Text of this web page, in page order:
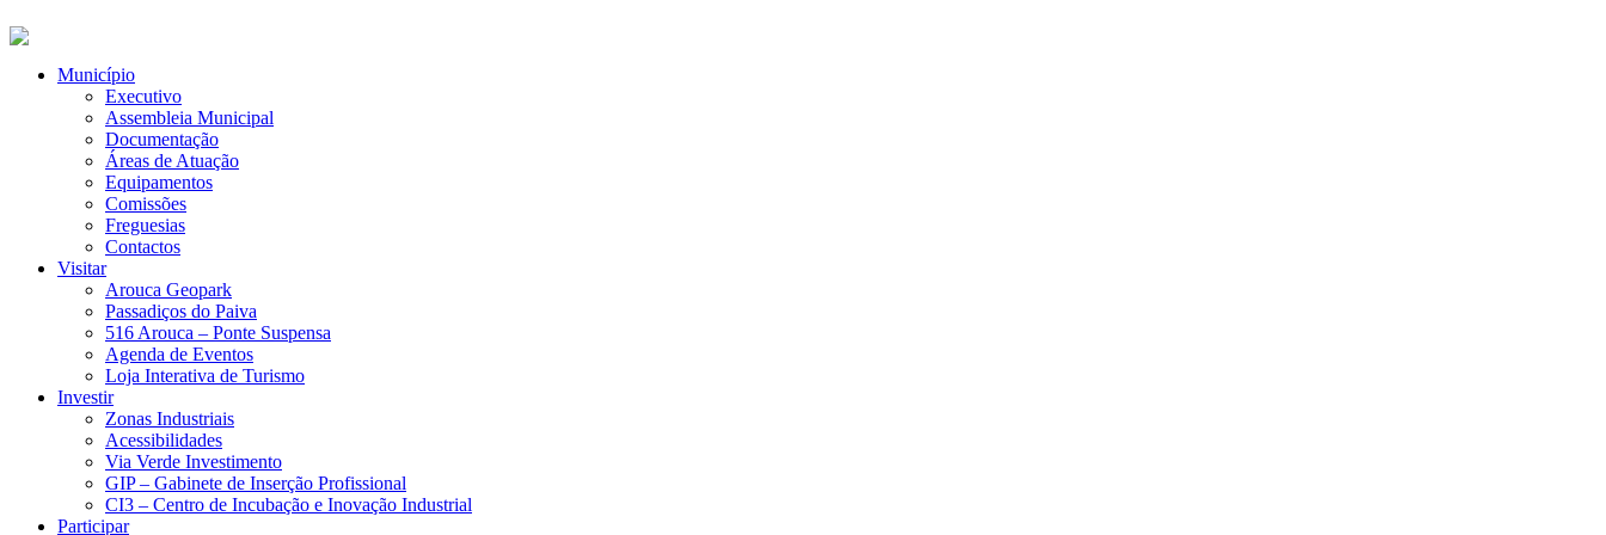
Município
Executivo
Assembleia Municipal
Documentação
Áreas de Atuação
Equipamentos
Comissões
Freguesias
Contactos
Visitar
Arouca Geopark
Passadiços do Paiva
516 Arouca – Ponte Suspensa
Agenda de Eventos
Loja Interativa de Turismo
Investir
Zonas Industriais
Acessibilidades
Via Verde Investimento
GIP – Gabinete de Inserção Profissional
CI3 – Centro de Incubação e Inovação Industrial
Participar